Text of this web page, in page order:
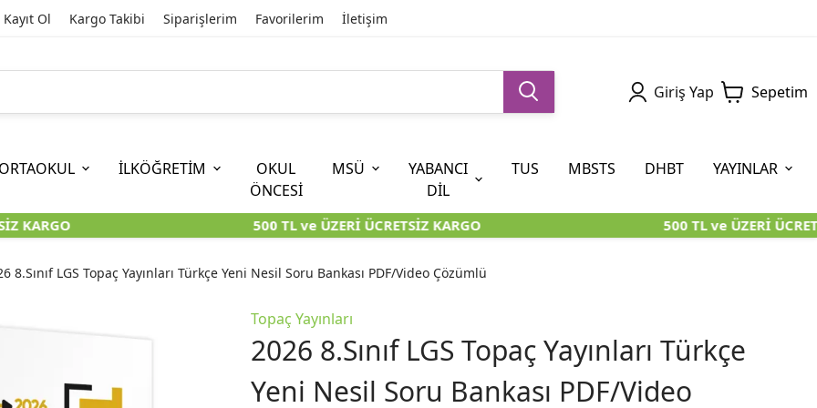
Kayıt Ol Kargo Takibi Siparişlerim Favorilerim İletişim
Giriş Yap Sepetim
11. SINIF
KARA KUTU KİTAPLARI
TYT
KARA KUTU KİTAPLARI
AYT
EĞİTİM BİLİMLERİ
KARA KUTU KİTAPLARI
LİSANS
KARA KUTU KİTAPLARI
ÖABT
ORTAOKUL
6. SINIF (İOKBS)
KARA KUTU KİTAPLARI
5. SINIF (İOKBS)
İLKÖĞRETİM
OKUL
ÖNCESİ
MSÜ
YABANCI
DİL
TUS MBSTS DHBT YAYINLAR
KARGO 500 TL ve ÜZERİ ÜCRETSİZ KARGO 500 TL ve ÜZERİ
8.Sınıf LGS Topaç Yayınları Türkçe Yeni Nesil Soru Bankası PDF/Video Çözümlü
Topaç Yayınları
2026 8.Sınıf LGS Topaç Yayınları Türkçe
Yeni Nesil Soru Bankası PDF/Video